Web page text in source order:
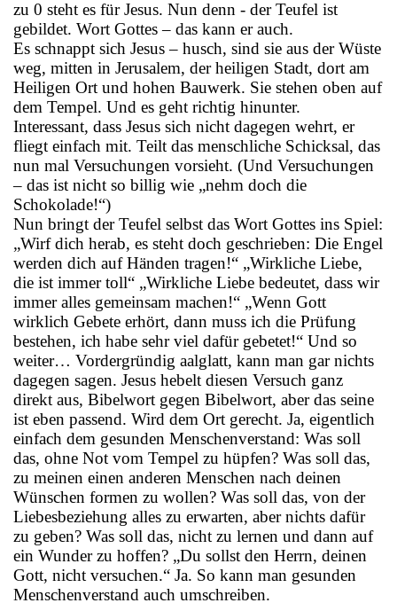
zu 0 steht es für Jesus. Nun denn - der Teufel ist
gebildet. Wort Gottes – das kann er auch.
Es schnappt sich Jesus – husch, sind sie aus der Wüste
weg, mitten in Jerusalem, der heiligen Stadt, dort am
Heiligen Ort und hohen Bauwerk. Sie stehen oben auf
dem Tempel. Und es geht richtig hinunter.
Interessant, dass Jesus sich nicht dagegen wehrt, er
fliegt einfach mit. Teilt das menschliche Schicksal, das
nun mal Versuchungen vorsieht. (Und Versuchungen
– das ist nicht so billig wie „nehm doch die
Schokolade!“)
Nun bringt der Teufel selbst das Wort Gottes ins Spiel:
„Wirf dich herab, es steht doch geschrieben: Die Engel
werden dich auf Händen tragen!“ „Wirkliche Liebe,
die ist immer toll“ „Wirkliche Liebe bedeutet, dass wir
immer alles gemeinsam machen!“ „Wenn Gott
wirklich Gebete erhört, dann muss ich die Prüfung
bestehen, ich habe sehr viel dafür gebetet!“ Und so
weiter… Vordergründig aalglatt, kann man gar nichts
dagegen sagen. Jesus hebelt diesen Versuch ganz
direkt aus, Bibelwort gegen Bibelwort, aber das seine
ist eben passend. Wird dem Ort gerecht. Ja, eigentlich
einfach dem gesunden Menschenverstand: Was soll
das, ohne Not vom Tempel zu hüpfen? Was soll das,
zu meinen einen anderen Menschen nach deinen
Wünschen formen zu wollen? Was soll das, von der
Liebesbeziehung alles zu erwarten, aber nichts dafür
zu geben? Was soll das, nicht zu lernen und dann auf
ein Wunder zu hoffen? „Du sollst den Herrn, deinen
Gott, nicht versuchen.“ Ja. So kann man gesunden
Menschenverstand auch umschreiben.